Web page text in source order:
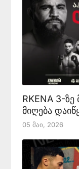
RKENA 3-ზე
მიღება
05 Მაი, 2026